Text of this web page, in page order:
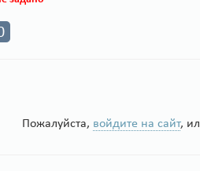
Пожалуйста, войдите на сайт,